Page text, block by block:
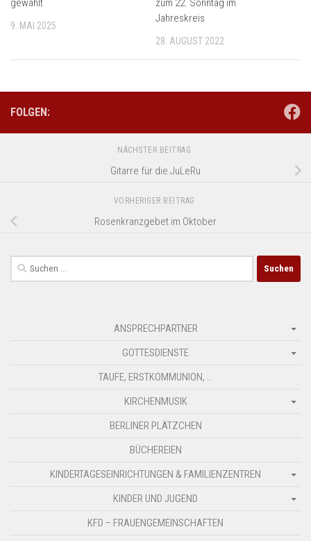
gewählt
9. MAI 2025
zum 22. Sonntag im
Jahreskreis
28. AUGUST 2022
FOLGEN:
NÄCHSTER BEITRAG
Gitarre für die JuLeRu
VORHERIGER BEITRAG
Rosenkranzgebet im Oktober
Suchen
nach:
ANSPRECHPARTNER
GOTTESDIENSTE
TAUFE, ERSTKOMMUNION, …
KIRCHENMUSIK
BERLINER PLÄTZCHEN
BÜCHEREIEN
KINDERTAGESEINRICHTUNGEN & FAMILIENZENTREN
KINDER UND JUGEND
KFD – FRAUENGEMEINSCHAFTEN